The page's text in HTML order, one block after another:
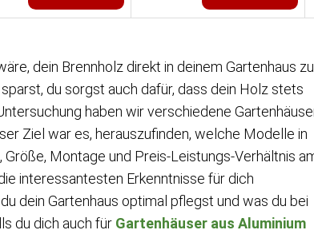
dein Brennholz direkt in deinem Gartenhaus zu
du sorgst auch dafür, dass dein Holz stets
haben wir verschiedene
Ziel war es, herauszufinden, welche Modelle in
Montage und Preis-Leistungs-Verhältnis
interessantesten Erkenntnisse für dich
dein Gartenhaus optimal pflegst und was du bei
du dich auch für Gartenhäuser aus Aluminium